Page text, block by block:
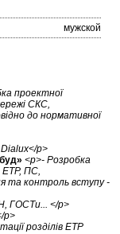
мужской
проектної
СКС,
до нормативної
p>
<p>- Розробка
ЕТР, ПС,
та контроль вступу -
ГОСТи... </p>
p>
розділів ЕТР